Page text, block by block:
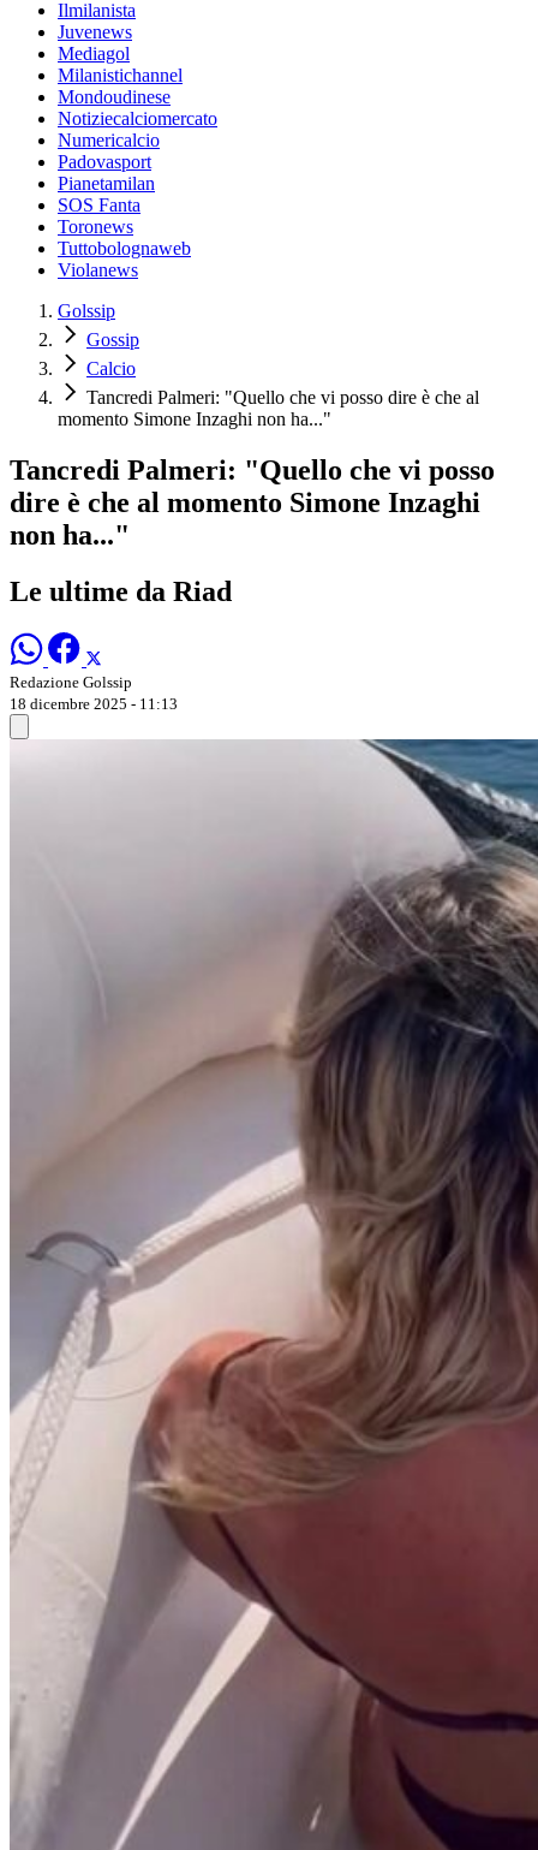
Ilmilanista
Juvenews
Mediagol
Milanistichannel
Mondoudinese
Notiziecalciomercato
Numericalcio
Padovasport
Pianetamilan
SOS Fanta
Toronews
Tuttobolognaweb
Violanews
Golssip
Gossip
Calcio
Tancredi Palmeri: "Quello che vi posso dire è che al
momento Simone Inzaghi non ha..."
Tancredi Palmeri: "Quello che vi posso
dire è che al momento Simone Inzaghi
non ha..."
Le ultime da Riad
Redazione Golssip
18 dicembre 2025 - 11:13